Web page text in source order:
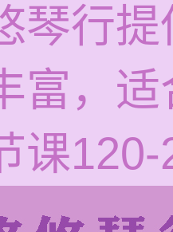
琴行
富，
课